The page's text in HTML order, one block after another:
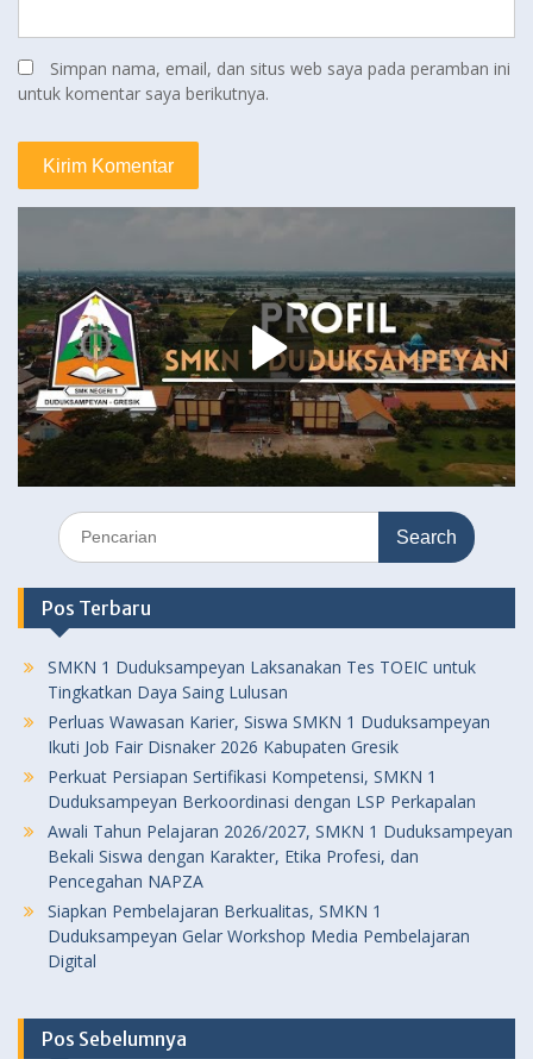
Simpan nama, email, dan situs web saya pada peramban ini
untuk komentar saya berikutnya.
Search
for:
Pos Terbaru
SMKN 1 Duduksampeyan Laksanakan Tes TOEIC untuk
Tingkatkan Daya Saing Lulusan
Perluas Wawasan Karier, Siswa SMKN 1 Duduksampeyan
Ikuti Job Fair Disnaker 2026 Kabupaten Gresik
Perkuat Persiapan Sertifikasi Kompetensi, SMKN 1
Duduksampeyan Berkoordinasi dengan LSP Perkapalan
Awali Tahun Pelajaran 2026/2027, SMKN 1 Duduksampeyan
Bekali Siswa dengan Karakter, Etika Profesi, dan
Pencegahan NAPZA
Siapkan Pembelajaran Berkualitas, SMKN 1
Duduksampeyan Gelar Workshop Media Pembelajaran
Digital
Pos Sebelumnya